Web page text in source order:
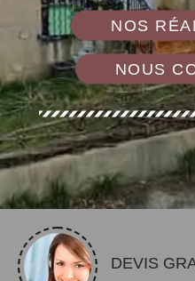
NOS
NOUS
DEVIS